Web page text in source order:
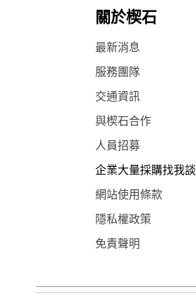
關於楔石
最新消息
服務團隊
交通資訊
與楔石合作
人員招募
企業大量採購找我談
網站使用條款
隱私權政策
免責聲明